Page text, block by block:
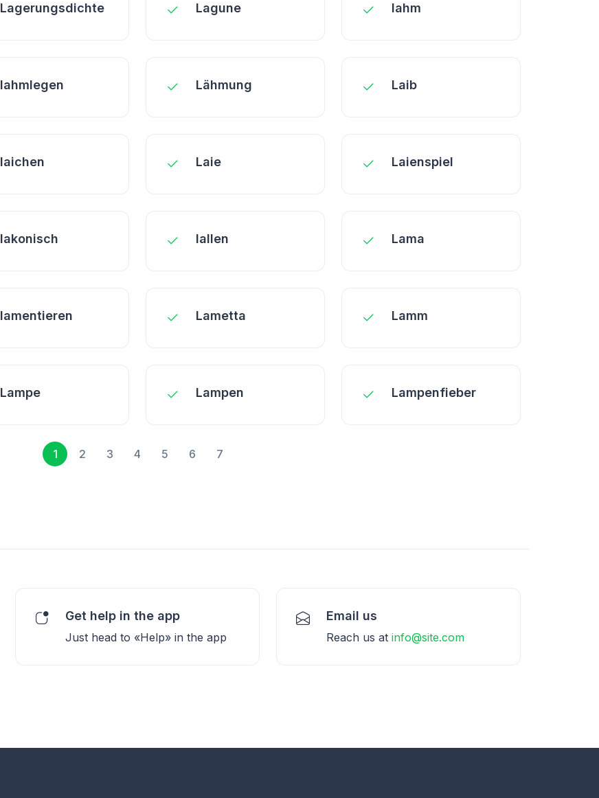
Lagerungsdichte Lagune lahm
lahmlegen Lähmung Laib
laichen Laie Laienspiel
lakonisch lallen Lama
lamentieren Lametta Lamm
Lampe Lampen Lampenfieber
1 2 3 4 5 6 7
Get help in the app
Just head to «Help» in the app
Email us
Reach us at info@site.com